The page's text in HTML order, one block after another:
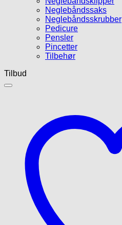
Neglebåndssaks
Neglebåndsskrubber
Pedicure
Pensler
Pincetter
Tilbehør
Tilbud